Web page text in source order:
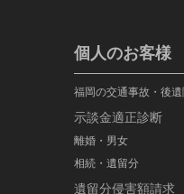
個人のお客様
福岡の交通事故・後
示談金適正診断
離婚・男女
相続・遺留分
遺留分侵害額請求